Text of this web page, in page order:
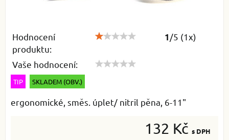
Hodnocení
produktu:
1/5 (1x)
Vaše hodnocení:
TIP SKLADEM (OBV.)
ergonomické, směs. úplet/ nitril pěna, 6-11"
132 Kč s DPH